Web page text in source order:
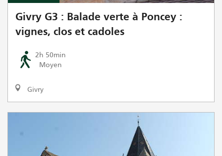
Givry G3 : Balade verte à Poncey :
vignes, clos et cadoles
2h 50min
Moyen
Givry